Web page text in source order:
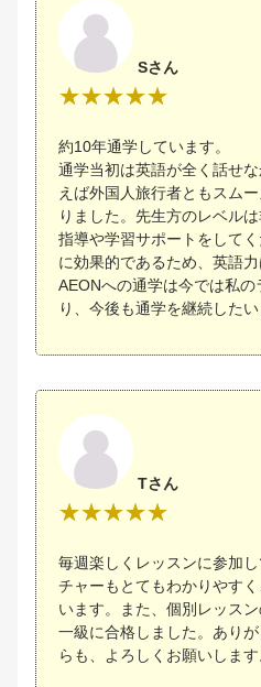
Sさん
約10年通学しています。
通学当初は英語が全く話せ
えば外国人旅行者ともスム
りました。先生方のレベル
指導や学習サポートをして
に効果的であるため、英語力
AEONへの通学は今では私
り、今後も通学を継続したい
Tさん
毎週楽しくレッスンに参加
チャーもとてもわかりやす
います。また、個別レッス
一級に合格しました。あり
らも、よろしくお願いします